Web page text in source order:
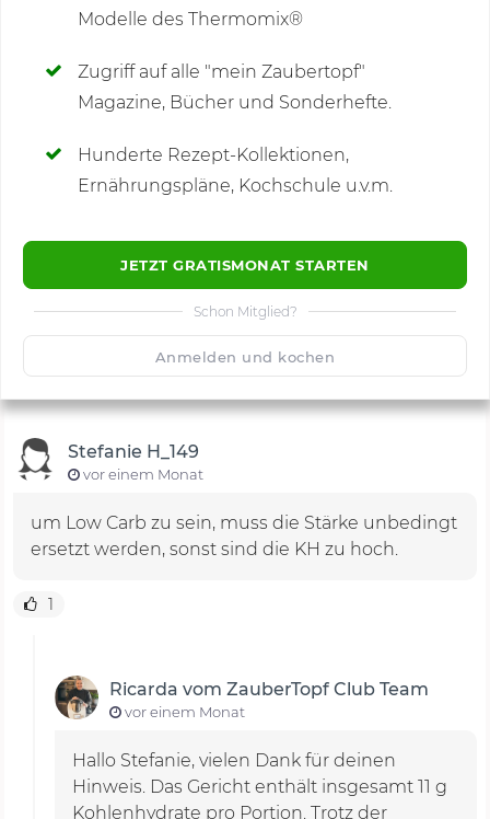
Modelle des Thermomix®
Zugriff auf alle "mein Zaubertopf"
Magazine, Bücher und Sonderhefte.
Hunderte Rezept-Kollektionen,
Ernährungspläne, Kochschule u.v.m.
JETZT GRATISMONAT STARTEN
Schon Mitglied?
Anmelden und kochen
Kommentare(93)
🙂 1500 Speichern
Stefanie H_149
vor einem Monat
um Low Carb zu sein, muss die Stärke unbedingt
ersetzt werden, sonst sind die KH zu hoch.
1
Ricarda vom ZauberTopf Club Team
vor einem Monat
Hallo Stefanie, vielen Dank für deinen
Hinweis. Das Gericht enthält insgesamt 11 g
Kohlenhydrate pro Portion. Trotz der